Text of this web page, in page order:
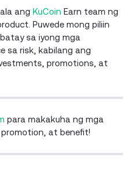
ang KuCoin Earn team ng
Puwede mong piliin
sa iyong mga
sa risk, kabilang ang
promotions, at
para makakuha ng mga
at benefit!